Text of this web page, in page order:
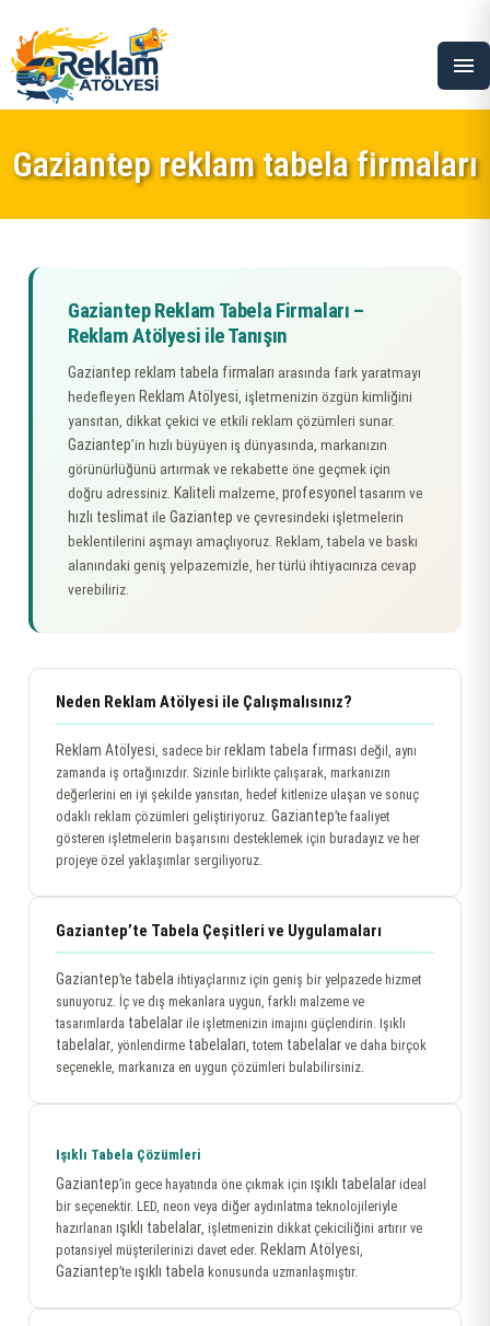
menu
Gaziantep reklam tabela firmaları
Gaziantep Reklam Tabela Firmaları –
Reklam Atölyesi ile Tanışın
Gaziantep reklam tabela firmaları arasında fark yaratmayı
hedefleyen Reklam Atölyesi, işletmenizin özgün kimliğini
yansıtan, dikkat çekici ve etkili reklam çözümleri sunar.
Gaziantep’in hızlı büyüyen iş dünyasında, markanızın
görünürlüğünü artırmak ve rekabette öne geçmek için
doğru adressiniz. Kaliteli malzeme, profesyonel tasarım ve
hızlı teslimat ile Gaziantep ve çevresindeki işletmelerin
beklentilerini aşmayı amaçlıyoruz. Reklam, tabela ve baskı
alanındaki geniş yelpazemizle, her türlü ihtiyacınıza cevap
verebiliriz.
Neden Reklam Atölyesi ile Çalışmalısınız?
Reklam Atölyesi, sadece bir reklam tabela firması değil, aynı
zamanda iş ortağınızdır. Sizinle birlikte çalışarak, markanızın
değerlerini en iyi şekilde yansıtan, hedef kitlenize ulaşan ve sonuç
odaklı reklam çözümleri geliştiriyoruz. Gaziantep’te faaliyet
gösteren işletmelerin başarısını desteklemek için buradayız ve her
projeye özel yaklaşımlar sergiliyoruz.
Gaziantep’te Tabela Çeşitleri ve Uygulamaları
Gaziantep’te tabela ihtiyaçlarınız için geniş bir yelpazede hizmet
sunuyoruz. İç ve dış mekanlara uygun, farklı malzeme ve
tasarımlarda tabelalar ile işletmenizin imajını güçlendirin. Işıklı
tabelalar, yönlendirme tabelaları, totem tabelalar ve daha birçok
seçenekle, markanıza en uygun çözümleri bulabilirsiniz.
Işıklı Tabela Çözümleri
Gaziantep’in gece hayatında öne çıkmak için ışıklı tabelalar ideal
bir seçenektir. LED, neon veya diğer aydınlatma teknolojileriyle
hazırlanan ışıklı tabelalar, işletmenizin dikkat çekiciliğini artırır ve
potansiyel müşterilerinizi davet eder. Reklam Atölyesi,
Gaziantep’te ışıklı tabela konusunda uzmanlaşmıştır.